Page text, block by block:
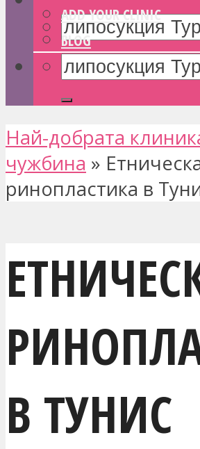
ADD YOUR CLINIC
BLOG
Най-добрата
чужбина »
ринопластика в
В ТУНИС